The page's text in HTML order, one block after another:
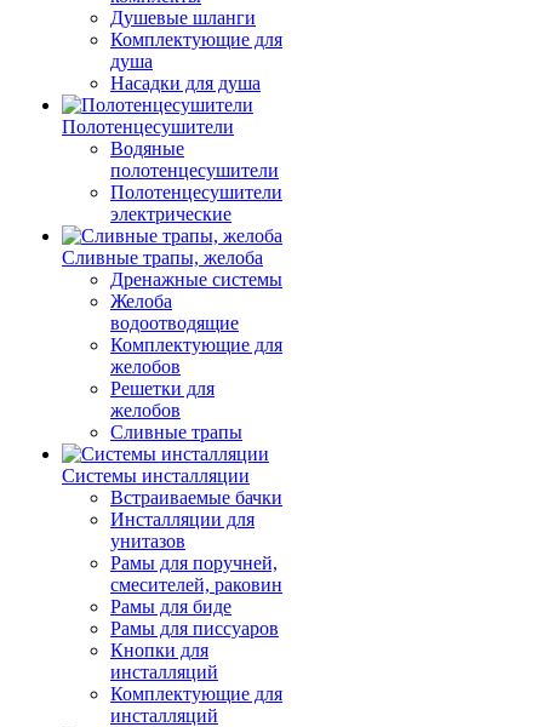
Душевые шланги
Комплектующие для
душа
Насадки для душа
Полотенцесушители
Водяные
полотенцесушители
Полотенцесушители
электрические
Сливные трапы, желоба
Дренажные системы
Желоба
водоотводящие
Комплектующие для
желобов
Решетки для
желобов
Сливные трапы
Системы инсталляции
Встраиваемые бачки
Инсталляции для
унитазов
Рамы для поручней,
смесителей, раковин
Рамы для биде
Рамы для писсуаров
Кнопки для
инсталляций
Комплектующие для
инсталляций